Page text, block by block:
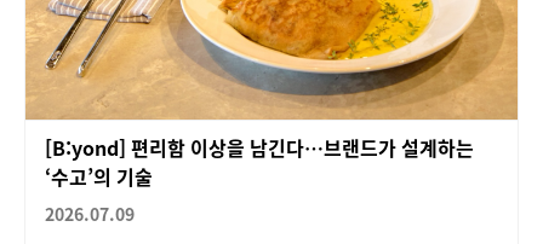
[B:yond] 편리함 이상을 남긴다…브랜드가 설계하는
‘수고’의 기술
2026.07.09